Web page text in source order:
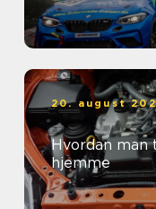
20. august
Hvordan
hjemme